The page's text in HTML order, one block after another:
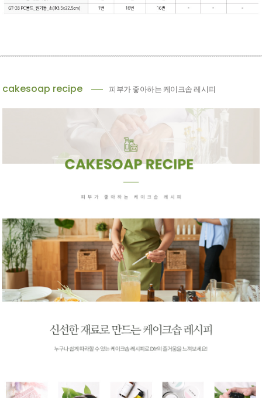
cakesoap recipe 피부가 좋아하는 케이크솝 레시피